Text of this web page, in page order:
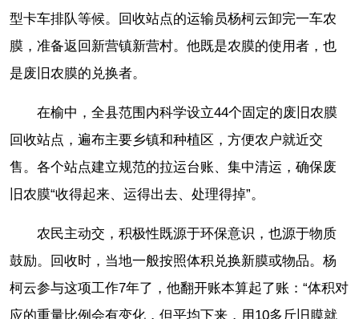
型卡车排队等候。回收站点的运输员杨柯云卸完一车农
膜，准备返回新营镇新营村。他既是农膜的使用者，也
是废旧农膜的兑换者。
在榆中，全县范围内科学设立44个固定的废旧农膜
回收站点，遍布主要乡镇和种植区，方便农户就近交
售。各个站点建立规范的拉运台账、集中清运，确保废
旧农膜“收得起来、运得出去、处理得掉”。
农民主动交，积极性既源于环保意识，也源于物质
鼓励。回收时，当地一般按照体积兑换新膜或物品。杨
柯云参与这项工作7年了，他翻开账本算起了账：“体积对
应的重量比例会有变化，但平均下来，用10多斤旧膜就